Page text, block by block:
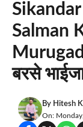
Salman
बरसे
By Hitesh
On: